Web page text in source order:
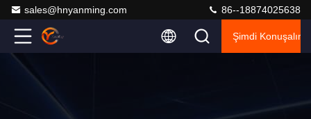
sales@hnyanming.com 86--18874025638
Şimdi Konuşalım.